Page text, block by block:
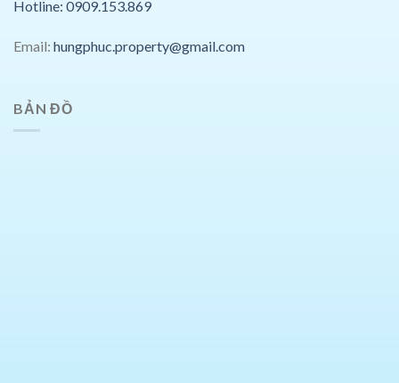
Hotline: 0909.153.869
Email: hungphuc.property@gmail.com
BẢN ĐỒ